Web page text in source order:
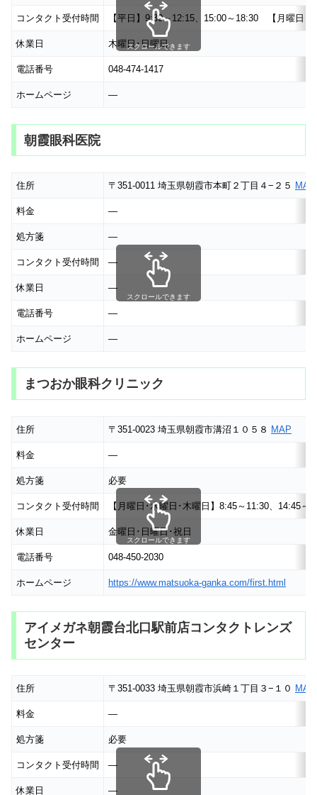
コンタクト受付時間 【平日】9:30～12:15、15:00～18:30 【月曜日･
休業日 木曜日･日曜日
電話番号 048-474-1417
ホームページ ―
スクロールできます
朝霞眼科医院
住所 〒351-0011 埼玉県朝霞市本町２丁目４−２５ MAP
料金 ―
処方箋 ―
コンタクト受付時間 ―
休業日 ―
電話番号 ―
ホームページ ―
スクロールできます
まつおか眼科クリニック
住所 〒351-0023 埼玉県朝霞市溝沼１０５８ MAP
料金 ―
処方箋 必要
コンタクト受付時間 【月曜日･水曜日･木曜日】8:45～11:30、14:45
休業日 金曜日･日曜日･祝日
電話番号 048-450-2030
ホームページ https://www.matsuoka-ganka.com/first.html
スクロールできます
アイメガネ朝霞台北口駅前店コンタクトレンズ
センター
住所 〒351-0033 埼玉県朝霞市浜崎１丁目３−１０ MAP
料金 ―
処方箋 必要
コンタクト受付時間 ―
休業日 ―